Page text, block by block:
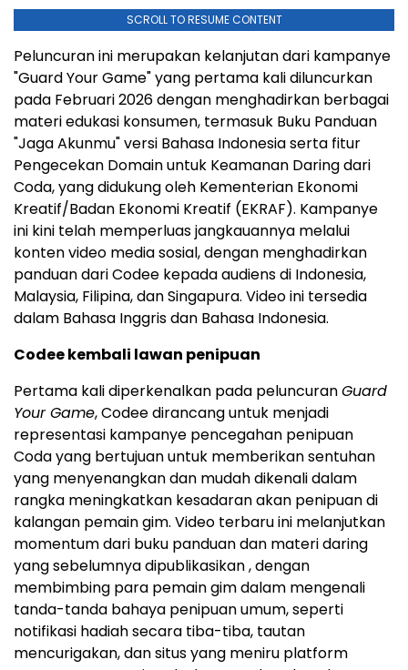
SCROLL TO RESUME CONTENT
Peluncuran ini merupakan kelanjutan dari kampanye
"Guard Your Game" yang pertama kali diluncurkan
pada Februari 2026 dengan menghadirkan berbagai
materi edukasi konsumen, termasuk Buku Panduan
"Jaga Akunmu" versi Bahasa Indonesia serta fitur
Pengecekan Domain untuk Keamanan Daring dari
Coda, yang didukung oleh Kementerian Ekonomi
Kreatif/Badan Ekonomi Kreatif (EKRAF). Kampanye
ini kini telah memperluas jangkauannya melalui
konten video media sosial, dengan menghadirkan
panduan dari Codee kepada audiens di Indonesia,
Malaysia, Filipina, dan Singapura. Video ini tersedia
dalam Bahasa Inggris dan Bahasa Indonesia.
Codee kembali lawan penipuan
Pertama kali diperkenalkan pada peluncuranGuard
Your Game, Codee dirancang untuk menjadi
representasi kampanye pencegahan penipuan
Coda yang bertujuan untuk memberikan sentuhan
yang menyenangkan dan mudah dikenali dalam
rangka meningkatkan kesadaran akan penipuan di
kalangan pemain gim. Video terbaru ini melanjutkan
momentum dari buku panduan dan materi daring
yang sebelumnya dipublikasikan , dengan
membimbing para pemain gim dalam mengenali
tanda-tanda bahaya penipuan umum, seperti
notifikasi hadiah secara tiba-tiba, tautan
mencurigakan, dan situs yang meniru platform